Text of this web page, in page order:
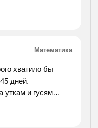
Математика
хватило бы
дней.
уткам и гусям